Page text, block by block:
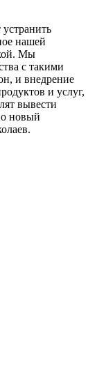
нашей
Мы
с такими
и внедрение
и услуг,
вывести
новый